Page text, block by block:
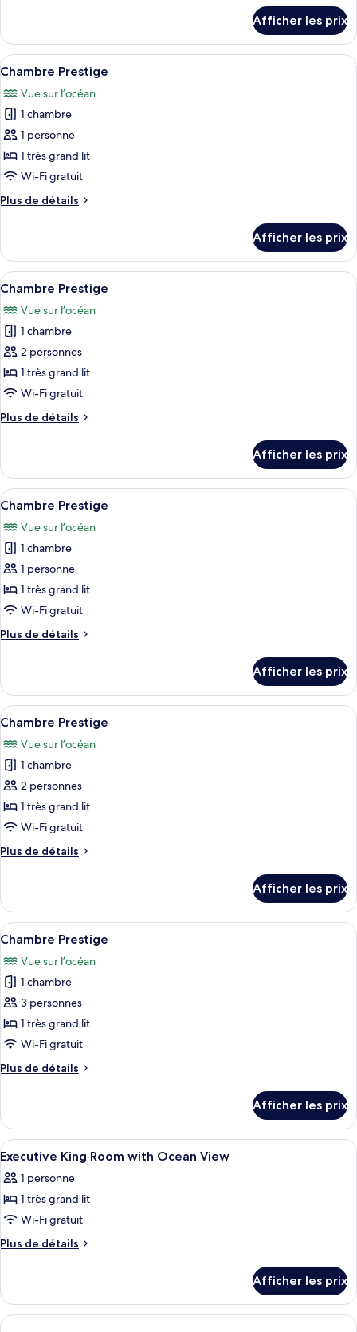
Chambre
Prestige
Afficher les prix
Afficher
toutes
les
photos
pour
ce
type
chambre :
Une chambre d’hôtel comprenant
6
Chambre Prestige
Vue sur l’océan
1 chambre
1 personne
1 très grand lit
Wi-Fi gratuit
Plus de détails
Plus
Chambre
Prestige
Afficher les prix
Afficher
toutes
les
photos
pour
ce
type
chambre :
Une chambre d’hôtel comprenant
6
Chambre Prestige
Vue sur l’océan
1 chambre
2 personnes
1 très grand lit
Wi-Fi gratuit
Plus de détails
Plus
Chambre
Prestige
Afficher les prix
Afficher
toutes
les
photos
pour
ce
type
chambre :
Une chambre d’hôtel avec un grand
6
Chambre Prestige
Vue sur l’océan
1 chambre
1 personne
1 très grand lit
Wi-Fi gratuit
Plus de détails
Plus
Chambre
Prestige
Afficher les prix
Afficher
toutes
les
photos
pour
ce
type
chambre :
Une chambre d’hôtel avec un grand
6
Chambre Prestige
Vue sur l’océan
1 chambre
2 personnes
1 très grand lit
Wi-Fi gratuit
Plus de détails
Plus
Chambre
Prestige
Afficher les prix
Afficher
toutes
les
photos
pour
ce
type
chambre :
Une chambre d’hôtel comprenant
6
Chambre Prestige
Vue sur l’océan
1 chambre
3 personnes
1 très grand lit
Wi-Fi gratuit
Plus de détails
Plus
Chambre
Prestige
Afficher les prix
Afficher
toutes
les
photos
pour
ce
chambre :
Executive
Literie de qualité, couette en duvet,
3
Executive King Room with Ocean View
1 personne
1 très grand lit
Wi-Fi gratuit
Plus de détails
Plus
Executive
King
Room
Afficher les prix